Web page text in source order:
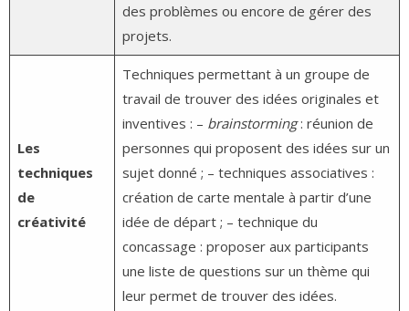
des problèmes ou encore de gérer des
projets.
Les
techniques
de
créativité
Techniques permettant à un groupe de
travail de trouver des idées originales et
inventives : – brainstorming: réunion de
personnes qui proposent des idées sur un
sujet donné ; – techniques associatives :
création de carte mentale à partir d’une
idée de départ ; – technique du
concassage : proposer aux participants
une liste de questions sur un thème qui
leur permet de trouver des idées.